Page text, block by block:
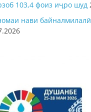
103,4 фоиз иҷро шуд
нави